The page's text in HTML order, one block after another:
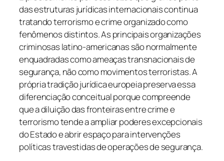
das estruturas jurídicas internacionais continua
tratando terrorismo e crime organizado como
fenômenos distintos. As principais organizações
criminosas latino-americanas são normalmente
enquadradas como ameaças transnacionais de
segurança, não como movimentos terroristas. A
própria tradição jurídica europeia preserva essa
diferenciação conceitual porque compreende
que a diluição das fronteiras entre crime e
terrorismo tende a ampliar poderes excepcionais
do Estado e abrir espaço para intervenções
políticas travestidas de operações de segurança.